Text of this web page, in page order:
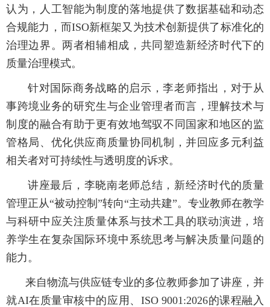
认为，人工智能为制度的落地提供了数据基础和动态
合规能力，而ISO新框架又为技术创新提供了标准化的
治理边界。两者相辅相成，共同塑造新经济时代下的
质量治理模式。
针对国际商务战略的启示，李老师指出，对于从
事跨境业务的研究生与企业管理者而言，理解技术与
制度的融合有助于更有效地驾驭不同国家和地区的监
管格局、优化供应商质量协同机制，并回应多元利益
相关者对可持续性与透明度的诉求。
讲座最后，李晓南老师总结，新经济时代的质量
管理正从“被动控制”转向“主动共建”。专业教师在教学
与科研中应关注质量体系与技术工具的联动演进，培
养学生在复杂国际环境中系统思考与解决质量问题的
能力。
来自物流与供应链专业的多位教师参加了讲座，并
就AI在质量审核中的应用、ISO 9001:2026的课程融入